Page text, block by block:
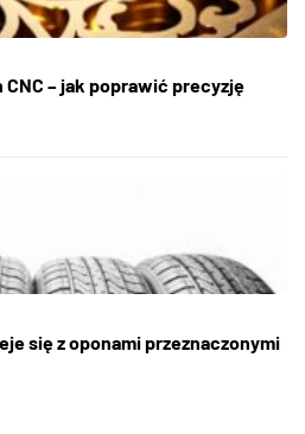
– jak poprawić precyzję
się z oponami przeznaczonymi